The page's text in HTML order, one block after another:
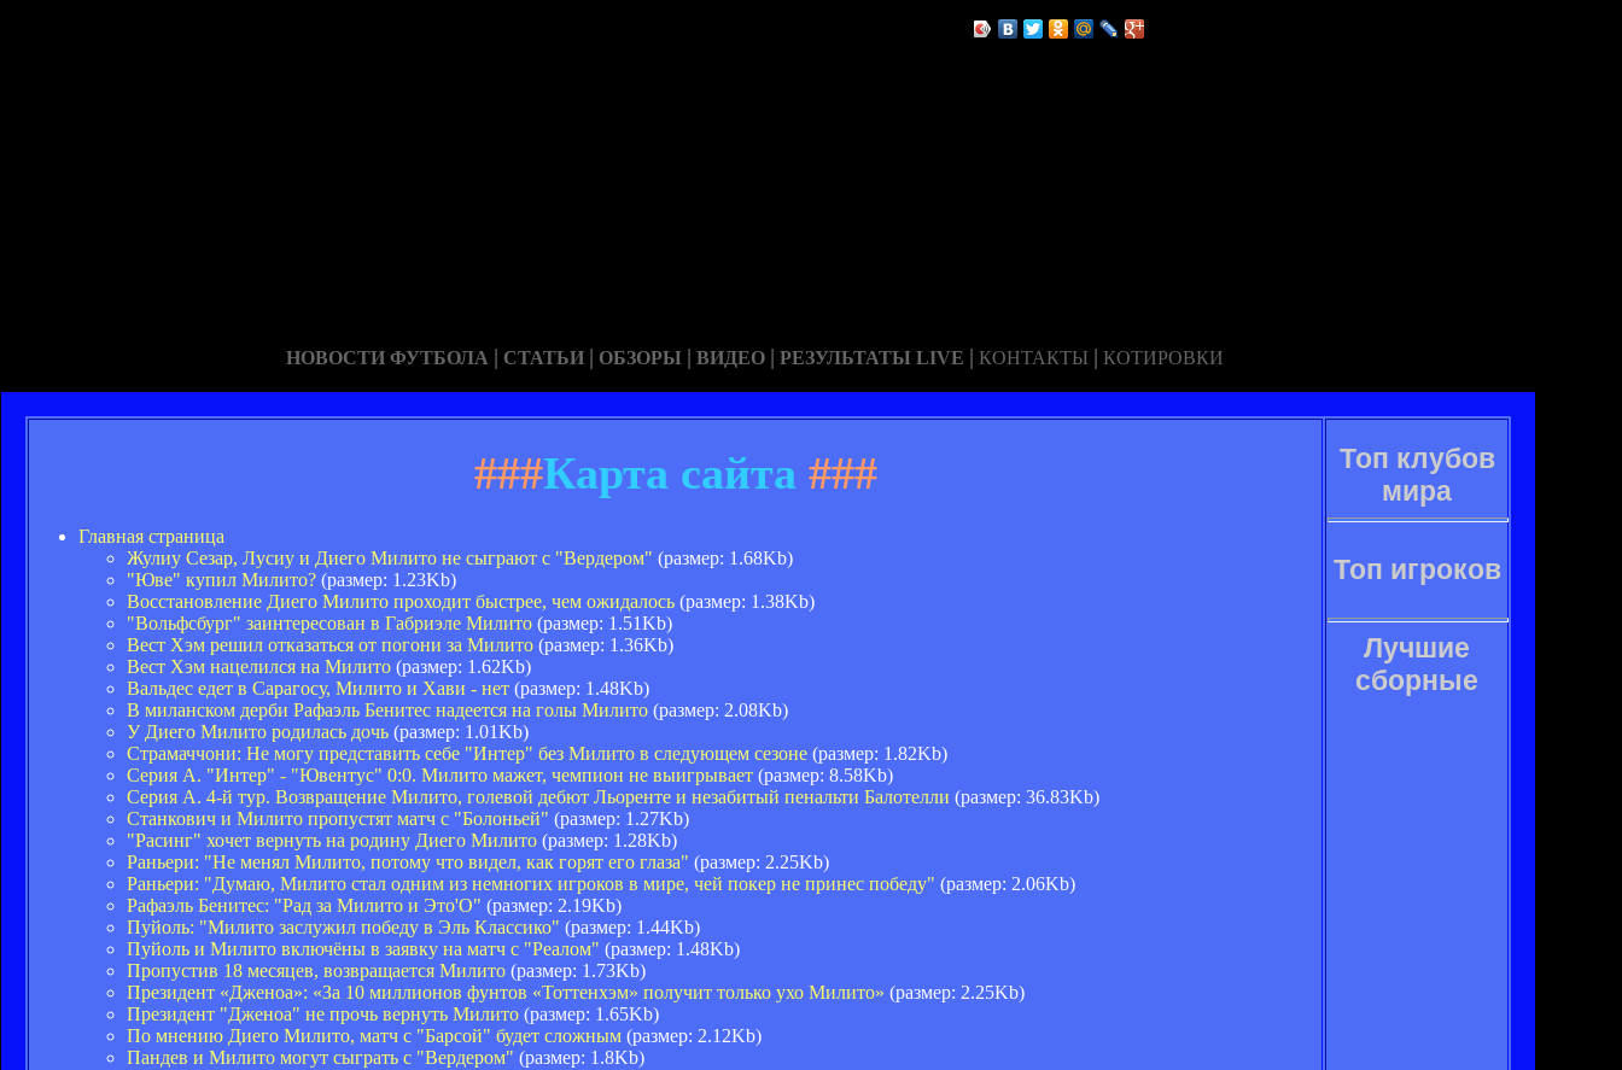
НОВОСТИ ФУТБОЛА | СТАТЬИ | ОБЗОРЫ | ВИДЕО | РЕЗУЛЬТАТЫ LIVE | КОНТАКТЫ | КОТИРОВКИ
###Карта сайта###
Главная страница
Жулиу Сезар, Лусиу и Диего Милито не сыграют с "Вердером" (размер: 1.68Kb)
"Юве" купил Милито? (размер: 1.23Kb)
Восстановление Диего Милито проходит быстрее, чем ожидалось (размер: 1.38Kb)
"Вольфсбург" заинтересован в Габриэле Милито (размер: 1.51Kb)
Вест Хэм решил отказаться от погони за Милито (размер: 1.36Kb)
Вест Хэм нацелился на Милито (размер: 1.62Kb)
Вальдес едет в Сарагосу, Милито и Хави - нет (размер: 1.48Kb)
В миланском дерби Рафаэль Бенитес надеется на голы Милито (размер: 2.08Kb)
У Диего Милито родилась дочь (размер: 1.01Kb)
Страмаччони: Не могу представить себе "Интер" без Милито в следующем сезоне (размер: 1.82Kb)
Серия А. "Интер" - "Ювентус" 0:0. Милито мажет, чемпион не выигрывает (размер: 8.58Kb)
Серия А. 4-й тур. Возвращение Милито, голевой дебют Льоренте и незабитый пенальти Балотелли (размер: 36.83Kb)
Станкович и Милито пропустят матч с "Болоньей" (размер: 1.27Kb)
"Расинг" хочет вернуть на родину Диего Милито (размер: 1.28Kb)
Раньери: "Не менял Милито, потому что видел, как горят его глаза" (размер: 2.25Kb)
Раньери: "Думаю, Милито стал одним из немногих игроков в мире, чей покер не принес победу" (размер: 2.06Kb)
Рафаэль Бенитес: "Рад за Милито и Это'О" (размер: 2.19Kb)
Пуйоль: "Милито заслужил победу в Эль Классико" (размер: 1.44Kb)
Пуйоль и Милито включёны в заявку на матч с "Реалом" (размер: 1.48Kb)
Пропустив 18 месяцев, возвращается Милито (размер: 1.73Kb)
Президент «Дженоа»: «За 10 миллионов фунтов «Тоттенхэм» получит только ухо Милито» (размер: 2.25Kb)
Президент "Дженоа" не прочь вернуть Милито (размер: 1.65Kb)
По мнению Диего Милито, матч с "Барсой" будет сложным (размер: 2.12Kb)
Пандев и Милито могут сыграть с "Вердером" (размер: 1.8Kb)
Топ клубов
мира
Топ игроков
Лучшие
сборные